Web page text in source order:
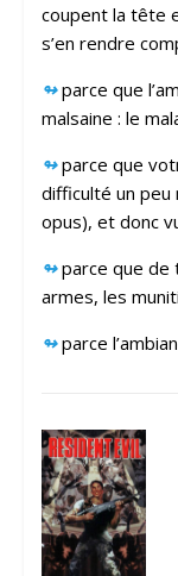
coupent la tête
s’en rendre
↬ parce que
malsaine : le
↬ parce que
difficulté un
opus), et donc
↬parce que de
armes, les
↬ parce